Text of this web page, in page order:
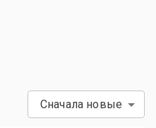
Сначала новые